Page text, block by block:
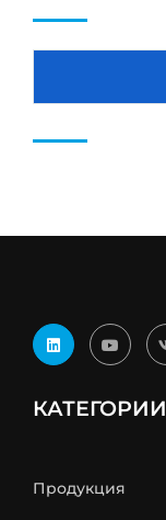
КАТЕГОРИИ
Продукция